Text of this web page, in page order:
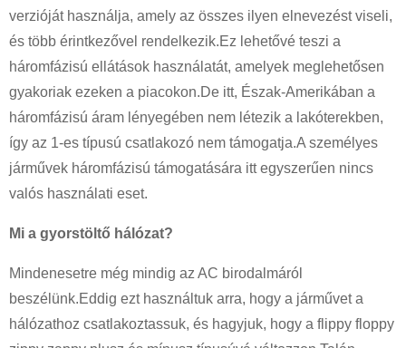
verzióját használja, amely az összes ilyen elnevezést viseli,
és több érintkezővel rendelkezik.Ez lehetővé teszi a
háromfázisú ellátások használatát, amelyek meglehetősen
gyakoriak ezeken a piacokon.De itt, Észak-Amerikában a
háromfázisú áram lényegében nem létezik a lakóterekben,
így az 1-es típusú csatlakozó nem támogatja.A személyes
járművek háromfázisú támogatására itt egyszerűen nincs
valós használati eset.
Mi a gyorstöltő hálózat?
Mindenesetre még mindig az AC birodalmáról
beszélünk.Eddig ezt használtuk arra, hogy a járművet a
hálózathoz csatlakoztassuk, és hagyjuk, hogy a flippy floppy